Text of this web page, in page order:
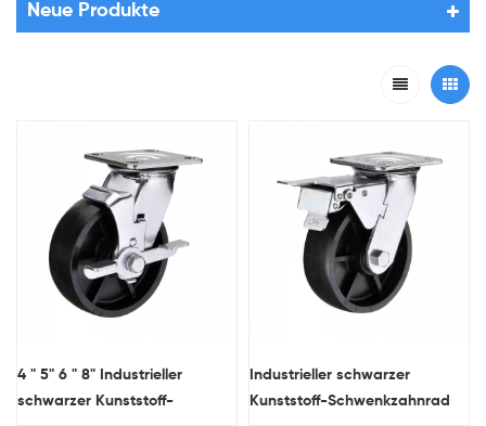
Neue Produkte
4 " 5" 6 " 8" Industrieller
schwarzer Kunststoff-
Industrieller schwarzer
Kunststoff-Schwenkzahnrad